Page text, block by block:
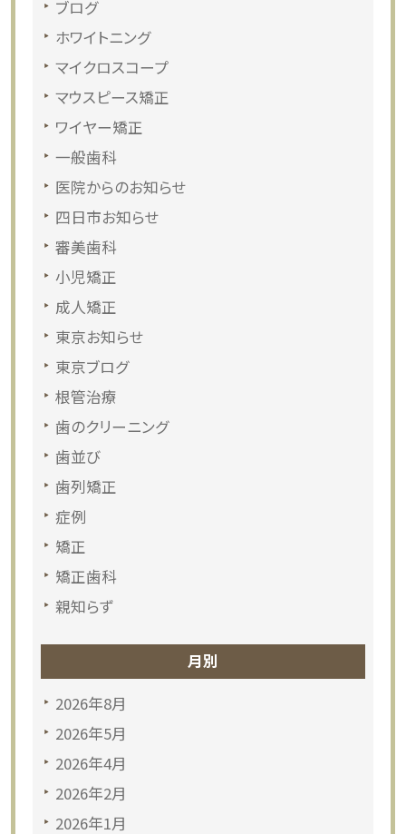
ブログ
ホワイトニング
マイクロスコープ
マウスピース矯正
ワイヤー矯正
一般歯科
医院からのお知らせ
四日市お知らせ
審美歯科
小児矯正
成人矯正
東京お知らせ
東京ブログ
根管治療
歯のクリーニング
歯並び
歯列矯正
症例
矯正
矯正歯科
親知らず
月別
2026年8月
2026年5月
2026年4月
2026年2月
2026年1月